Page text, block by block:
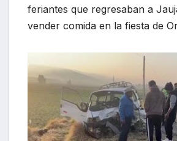
feriantes que regresaban a
vender comida en la fiesta de